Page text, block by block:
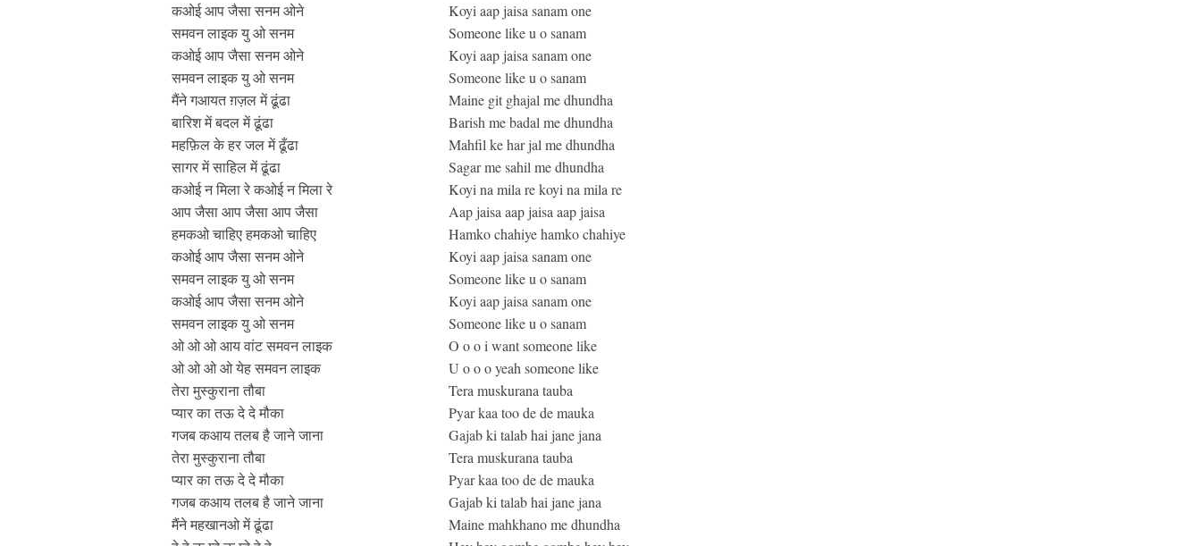
कओई आप जैसा सनम ओने
समवन लाइक यु ओ सनम
कओई आप जैसा सनम ओने
समवन लाइक यु ओ सनम
मैंने गआयत ग़ज़ल में ढूंढा
बारिश में बदल में ढूंढा
महफ़िल के हर जल में ढूँढा
सागर में साहिल में ढूंढा
कओई न मिला रे कओई न मिला रे
आप जैसा आप जैसा आप जैसा
हमकओ चाहिए हमकओ चाहिए
कओई आप जैसा सनम ओने
समवन लाइक यु ओ सनम
कओई आप जैसा सनम ओने
समवन लाइक यु ओ सनम
ओ ओ ओ आय वांट समवन लाइक
ओ ओ ओ ओ येह समवन लाइक
तेरा मुस्कुराना तौबा
प्यार का तऊ दे दे मौका
गजब कआय तलब है जाने जाना
तेरा मुस्कुराना तौबा
प्यार का तऊ दे दे मौका
गजब कआय तलब है जाने जाना
मैंने महखानओ में ढूंढा
Koyi aap jaisa sanam one
Someone like u o sanam
Koyi aap jaisa sanam one
Someone like u o sanam
Maine git ghajal me dhundha
Barish me badal me dhundha
Mahfil ke har jal me dhundha
Sagar me sahil me dhundha
Koyi na mila re koyi na mila re
Aap jaisa aap jaisa aap jaisa
Hamko chahiye hamko chahiye
Koyi aap jaisa sanam one
Someone like u o sanam
Koyi aap jaisa sanam one
Someone like u o sanam
O o o i want someone like
U o o o yeah someone like
Tera muskurana tauba
Pyar kaa too de de mauka
Gajab ki talab hai jane jana
Tera muskurana tauba
Pyar kaa too de de mauka
Gajab ki talab hai jane jana
Maine mahkhano me dhundha